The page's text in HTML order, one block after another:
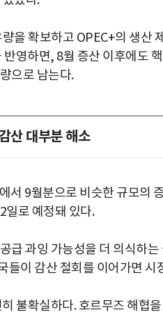
을 확보하고 OPEC+의 생산
영하면, 8월 증산 이후에도
으로 남는다.
산 대부분 해소
서 9월분으로 비슷한 규모의
일로 예정돼 있다.
급 과잉 가능성을 더 의식하
들이 감산 철회를 이어가면 시
불확실하다. 호르무즈 해협